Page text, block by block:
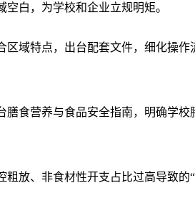
白，为学校和企业立规明矩。
区域特点，出台配套文件，细化操
膳食营养与食品安全指南，明确学
粗放、非食材性开支占比过高导致的